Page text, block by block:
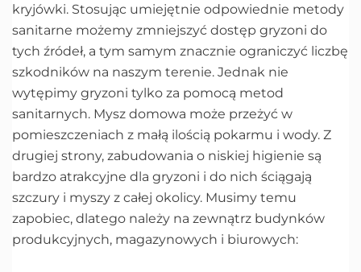
kryjówki. Stosując umiejętnie odpowiednie metody
sanitarne możemy zmniejszyć dostęp gryzoni do
tych źródeł, a tym samym znacznie ograniczyć liczbę
szkodników na naszym terenie. Jednak nie
wytępimy gryzoni tylko za pomocą metod
sanitarnych. Mysz domowa może przeżyć w
pomieszczeniach z małą ilością pokarmu i wody. Z
drugiej strony, zabudowania o niskiej higienie są
bardzo atrakcyjne dla gryzoni i do nich ściągają
szczury i myszy z całej okolicy. Musimy temu
zapobiec, dlatego należy na zewnątrz budynków
produkcyjnych, magazynowych i biurowych: